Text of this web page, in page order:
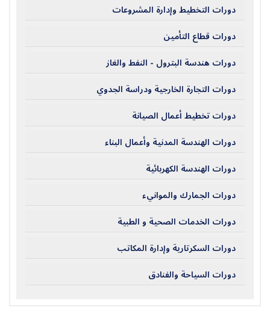
دورات التخطيط وإدارة المشروعات
دورات قطاع التأمين
دورات هندسة البترول - النفط والغاز
دورات التجارة الخارجية ودراسة الجدوي
دورات تخطيط أعمال الصيانة
دورات الهندسة المدنية وأعمال البناء
دورات الهندسة الكهربائية
دورات الجمارك والموانيء
دورات الخدمات الصحية و الطبية
دورات السكرتارية وإدارة المكاتب
دورات السياحة والفنادق